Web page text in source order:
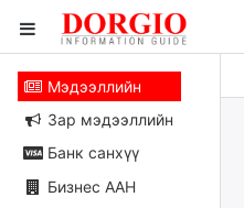
Мэдээллийн
Зар мэдээллийн
Банк санхүү
Бизнес ААН